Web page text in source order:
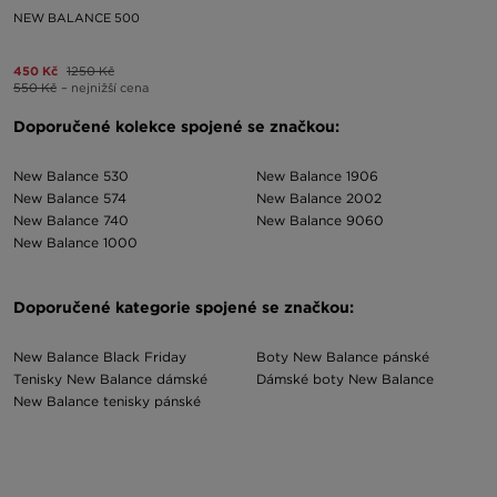
NEW BALANCE 500
450 Kč 1250 Kč
550 Kč – nejnižší cena
Doporučené kolekce spojené se značkou:
New Balance 530
New Balance 574
New Balance 740
New Balance 1000
New Balance 1906
New Balance 2002
New Balance 9060
Doporučené kategorie spojené se značkou:
New Balance Black Friday
Tenisky New Balance dámské
New Balance tenisky pánské
Boty New Balance pánské
Dámské boty New Balance